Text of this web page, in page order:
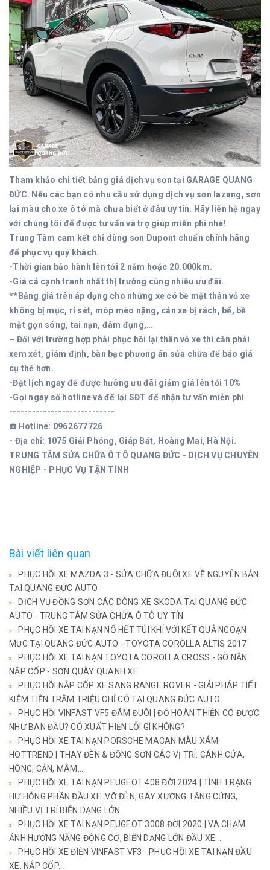
Tham khảo chi tiết bảng giá dịch vụ sơn tại GARAGE QUANG
ĐỨC. Nếu các bạn có nhu cầu sử dụng dịch vụ sơn lazang, sơn
lại màu cho xe ô tô mà chưa biết ở đâu uy tín. Hãy liên hệ ngay
với chúng tôi để được tư vấn và trợ giúp miễn phí nhé!
Trung Tâm cam kết chỉ dùng sơn Dupont chuẩn chính hãng
để phục vụ quý khách.
-Thời gian bảo hành lên tới 2 năm hoặc 20.000km.
-Giá cả cạnh tranh nhất thị trường cùng nhiều ưu đãi.
**Bảng giá trên áp dụng cho những xe có bề mặt thân vỏ xe
không bị mục, rỉ sét, móp méo nặng, cản xe bị rách, bể, bề
mặt gợn sóng, tai nạn, đâm đụng,…
– Đối với trường hợp phải phục hồi lại thân vỏ xe thì cần phải
xem xét, giám định, bàn bạc phương án sửa chữa để báo giá
cụ thể hơn.
-Đặt lịch ngay để được hưởng ưu đãi giảm giá lên tới 10%
-Gọi ngay số hotline và để lại SĐT để nhận tư vấn miễn phí
----------------------------
☎️ Hotline: 0962677726
- Địa chỉ: 1075 Giải Phóng, Giáp Bát, Hoàng Mai, Hà Nội.
TRUNG TÂM SỬA CHỮA Ô TÔ QUANG ĐỨC - DỊCH VỤ CHUYÊN
NGHIỆP - PHỤC VỤ TẬN TÌNH
Bài viết liên quan
PHỤC HỒI XE MAZDA 3 - SỬA CHỮA ĐUÔI XE VỀ NGUYÊN BẢN
TẠI QUANG ĐỨC AUTO
DỊCH VỤ ĐỒNG SƠN CÁC DÒNG XE SKODA TẠI QUANG ĐỨC
AUTO - TRUNG TÂM SỬA CHỮA Ô TÔ UY TÍN
PHỤC HỒI XE TAI NẠN NỔ HẾT TÚI KHÍ VỚI KẾT QUẢ NGOẠN
MỤC TẠI QUANG ĐỨC AUTO - TOYOTA COROLLA ALTIS 2017
PHỤC HỒI XE TAI NẠN TOYOTA COROLLA CROSS - GÒ NẮN
NẮP CỐP - SƠN QUÂY QUANH XE
PHỤC HỒI NẮP CỐP XE SANG RANGE ROVER - GIẢI PHÁP TIẾT
KIỆM TIỀN TRĂM TRIỆU CHỈ CÓ TẠI QUANG ĐỨC AUTO
PHỤC HỒI VINFAST VF5 ĐÂM ĐUÔI | ĐỘ HOÀN THIỆN CÓ ĐƯỢC
NHƯ BAN ĐẦU? CÓ XUẤT HIỆN LỖI GÌ KHÔNG?
PHỤC HỒI XE TAI NẠN PORSCHE MACAN MÀU XÁM
HOTTREND | THAY ĐÈN & ĐỒNG SƠN CÁC VỊ TRÍ: CÁNH CỬA,
HÔNG, CẢN, MÂM...
PHỤC HỒI XE TAI NẠN PEUGEOT 408 ĐỜI 2024 | TÌNH TRẠNG
HƯ HỎNG PHẦN ĐẦU XE: VỠ ĐÈN, GÃY XƯƠNG TĂNG CỨNG,
NHIỀU VỊ TRÍ BIẾN DẠNG LỚN...
PHỤC HỒI XE TAI NẠN PEUGEOT 3008 ĐỜI 2020 | VA CHẠM
ẢNH HƯỞNG NẶNG ĐỘNG CƠ, BIẾN DẠNG LỚN ĐẦU XE...
PHỤC HỒI XE ĐIỆN VINFAST VF3 - PHỤC HỒI XE TAI NẠN ĐẦU
XE, NẮP CỐP...